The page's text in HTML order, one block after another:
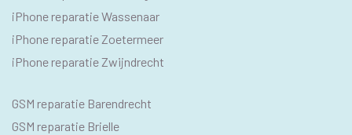
iPhone reparatie Wassenaar
iPhone reparatie Zoetermeer
iPhone reparatie Zwijndrecht
SEO
GSM
GSM reparatie Barendrecht
GSM reparatie Brielle